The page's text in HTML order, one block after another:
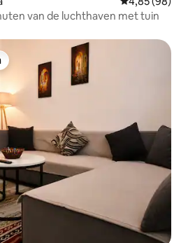
van de luchthaven met tuin